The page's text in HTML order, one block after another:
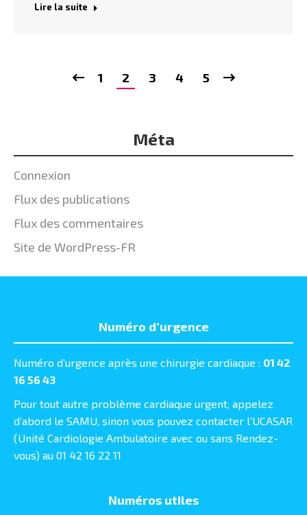
Lire la suite
1 2 3 4 5
Méta
Connexion
Flux des publications
Flux des commentaires
Site de WordPress-FR
Numéro d’urgence
Numéro d’urgence après une chirurgie cardiaque : 01 42
16 56 43
Pour tout autre problème cardiaque urgent, appelez
d’abord le SAMU, sinon vous pouvez contacter l’UCASAR
(Unité Cardiologie Ambulatoire avec ou sans Rendez-
vous) au 01 42 16 22 11
Numéros utiles